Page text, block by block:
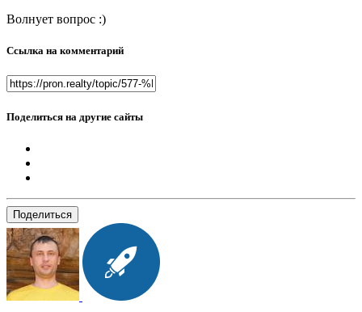
Волнует вопрос :)
Ссылка на комментарий
Поделиться на другие сайты
Поделиться